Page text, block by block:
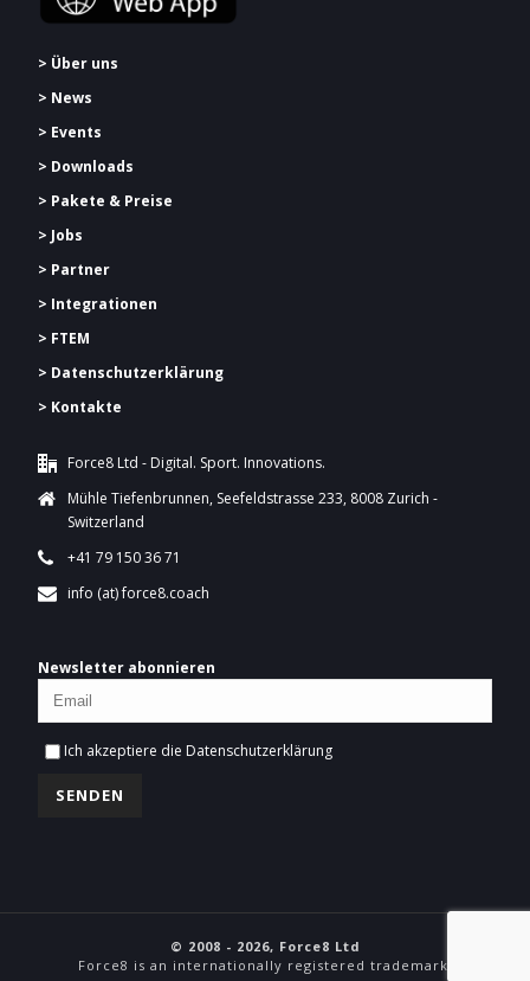
> Über uns
> News
> Events
> Downloads
> Pakete & Preise
> Jobs
> Partner
> Integrationen
> FTEM
> Datenschutzerklärung
> Kontakte
Force8 Ltd - Digital. Sport. Innovations.
Mühle Tiefenbrunnen, Seefeldstrasse 233, 8008 Zurich -
Switzerland
+41 79 150 36 71
info (at) force8.coach
Newsletter abonnieren
Ich akzeptiere die Datenschutzerklärung
© 2008 - 2026, Force8 Ltd
Force8 is an internationally registered trademark.